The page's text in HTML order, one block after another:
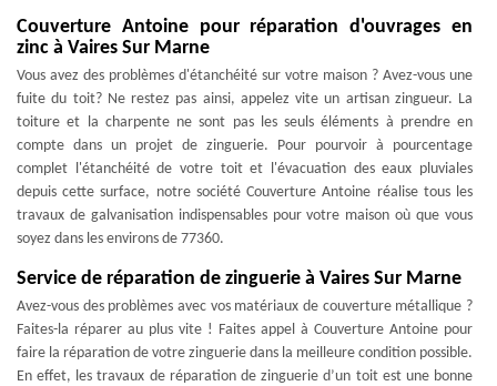
Couverture Antoine pour réparation d'ouvrages en
zinc à Vaires Sur Marne
Vous avez des problèmes d'étanchéité sur votre maison ? Avez-vous une
fuite du toit? Ne restez pas ainsi, appelez vite un artisan zingueur. La
toiture et la charpente ne sont pas les seuls éléments à prendre en
compte dans un projet de zinguerie. Pour pourvoir à pourcentage
complet l'étanchéité de votre toit et l'évacuation des eaux pluviales
depuis cette surface, notre société Couverture Antoine réalise tous les
travaux de galvanisation indispensables pour votre maison où que vous
soyez dans les environs de 77360.
Service de réparation de zinguerie à Vaires Sur Marne
Avez-vous des problèmes avec vos matériaux de couverture métallique ?
Faites-la réparer au plus vite ! Faites appel à Couverture Antoine pour
faire la réparation de votre zinguerie dans la meilleure condition possible.
En effet, les travaux de réparation de zinguerie d’un toit est une bonne